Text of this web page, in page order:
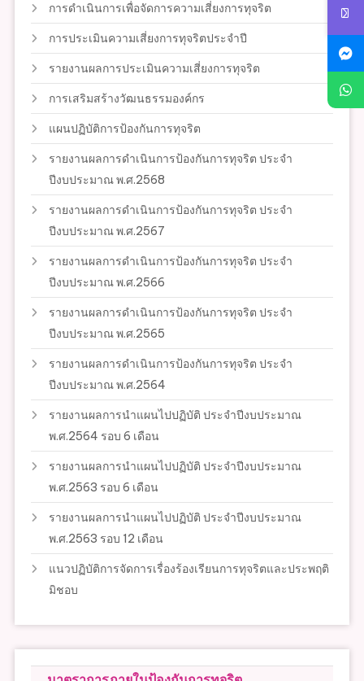
การดำเนินการเพื่อจัดการความเสี่ยงการทุจริต
การประเมินความเสี่ยงการทุจริตประจำปี
รายงานผลการประเมินความเสี่ยงการทุจริต
การเสริมสร้างวัฒนธรรมองค์กร
แผนปฏิบัติการป้องกันการทุจริต
รายงานผลการดำเนินการป้องกันการทุจริต ประจำ
ปีงบประมาณ พ.ศ.2568
รายงานผลการดำเนินการป้องกันการทุจริต ประจำ
ปีงบประมาณ พ.ศ.2567
รายงานผลการดำเนินการป้องกันการทุจริต ประจำ
ปีงบประมาณ พ.ศ.2566
รายงานผลการดำเนินการป้องกันการทุจริต ประจำ
ปีงบประมาณ พ.ศ.2565
รายงานผลการดำเนินการป้องกันการทุจริต ประจำ
ปีงบประมาณ พ.ศ.2564
รายงานผลการนำแผนไปปฏิบัติ ประจำปีงบประมาณ
พ.ศ.2564 รอบ 6 เดือน
รายงานผลการนำแผนไปปฏิบัติ ประจำปีงบประมาณ
พ.ศ.2563 รอบ 6 เดือน
รายงานผลการนำแผนไปปฏิบัติ ประจำปีงบประมาณ
พ.ศ.2563 รอบ 12 เดือน
แนวปฏิบัติการจัดการเรื่องร้องเรียนการทุจริตและประพฤติ
มิชอบ